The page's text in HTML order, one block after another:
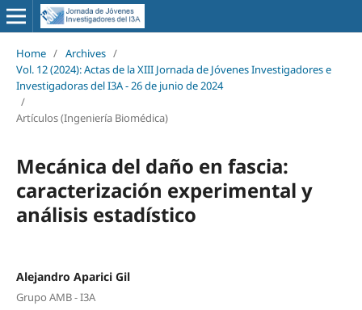
Home / Archives /
Vol. 12 (2024): Actas de la XIII Jornada de Jóvenes Investigadores e
Investigadoras del I3A - 26 de junio de 2024
/
Artículos (Ingeniería Biomédica)
Mecánica del daño en fascia:
caracterización experimental y
análisis estadístico
Alejandro Aparici Gil
Grupo AMB - I3A